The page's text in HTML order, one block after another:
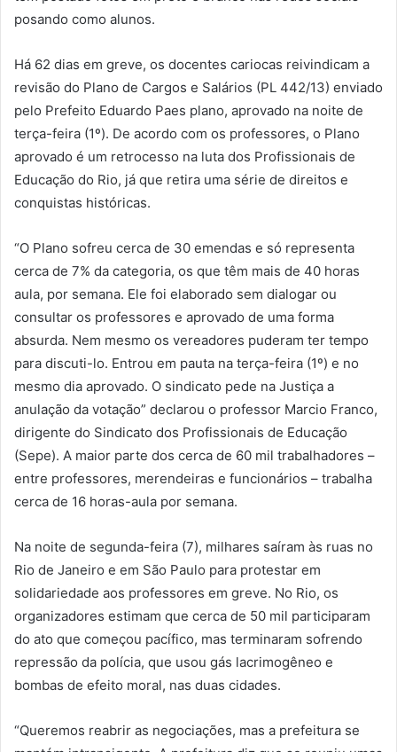
posando como alunos.
Há 62 dias em greve, os docentes cariocas reivindicam a
revisão do Plano de Cargos e Salários (PL 442/13) enviado
pelo Prefeito Eduardo Paes plano, aprovado na noite de
terça-feira (1º). De acordo com os professores, o Plano
aprovado é um retrocesso na luta dos Profissionais de
Educação do Rio, já que retira uma série de direitos e
conquistas históricas.
“O Plano sofreu cerca de 30 emendas e só representa
cerca de 7% da categoria, os que têm mais de 40 horas
aula, por semana. Ele foi elaborado sem dialogar ou
consultar os professores e aprovado de uma forma
absurda. Nem mesmo os vereadores puderam ter tempo
para discuti-lo. Entrou em pauta na terça-feira (1º) e no
mesmo dia aprovado. O sindicato pede na Justiça a
anulação da votação” declarou o professor Marcio Franco,
dirigente do Sindicato dos Profissionais de Educação
(Sepe). A maior parte dos cerca de 60 mil trabalhadores –
entre professores, merendeiras e funcionários – trabalha
cerca de 16 horas-aula por semana.
Na noite de segunda-feira (7), milhares saíram às ruas no
Rio de Janeiro e em São Paulo para protestar em
solidariedade aos professores em greve. No Rio, os
organizadores estimam que cerca de 50 mil participaram
do ato que começou pacífico, mas terminaram sofrendo
repressão da polícia, que usou gás lacrimogêneo e
bombas de efeito moral, nas duas cidades.
“Queremos reabrir as negociações, mas a prefeitura se